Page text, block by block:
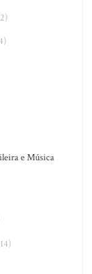
e Música